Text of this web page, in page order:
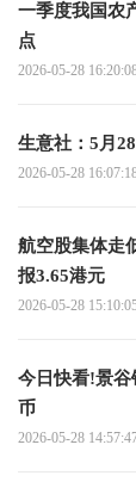
一季度我国农
点
2026-05-28
生意社：5月
2026-05-28
航空股集体走
报3.65港元
2026-05-28
今日快看!景谷
币
2026-05-28